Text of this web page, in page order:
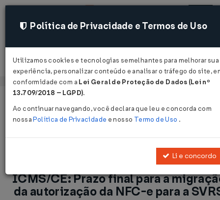
Acessar
ICMS/CE: Prazo final para a migração da autorização da NFC-e
a SVRS...
ICMS/CE: Prazo final para a
da autorização da NFC-e para a
Política de Privacidade e Termos de Uso
Utilizamos cookies e tecnologias semelhantes para melhorar sua
experiência, personalizar conteúdo e analisar o tráfego do site,
conformidade com a Lei Geral de Proteção de Dados (Lei nº
13.709/2018 – LGPD).
Ao continuar navegando, você declara que leu e concorda com
nossaPolítica de Privacidade e nosso Termo de Uso .
Li e concordo